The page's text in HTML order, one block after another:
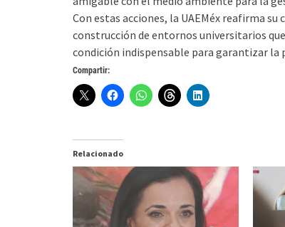
Con estas acciones, la UAEMéx reafirma
construcción de entornos universitarios
condición indispensable para garantizar la
Compartir:
Relacionado